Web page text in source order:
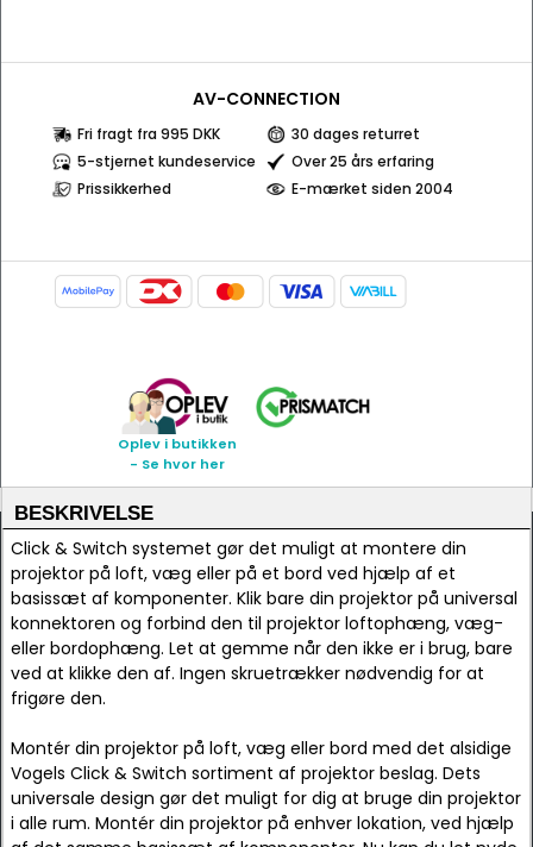
AV-CONNECTION
Fri fragt fra 995 DKK
30 dages returret
5-stjernet kundeservice
Over 25 års erfaring
Prissikkerhed
E-mærket siden 2004
Oplev i butikken
- Se hvor her
BESKRIVELSE
Click & Switch systemet gør det muligt at montere din
projektor på loft, væg eller på et bord ved hjælp af et
basissæt af komponenter. Klik bare din projektor på universal
konnektoren og forbind den til projektor loftophæng, væg-
eller bordophæng. Let at gemme når den ikke er i brug, bare
ved at klikke den af. Ingen skruetrækker nødvendig for at
frigøre den.
Montér din projektor på loft, væg eller bord med det alsidige
Vogels Click & Switch sortiment af projektor beslag. Dets
universale design gør det muligt for dig at bruge din projektor
i alle rum. Montér din projektor på enhver lokation, ved hjælp